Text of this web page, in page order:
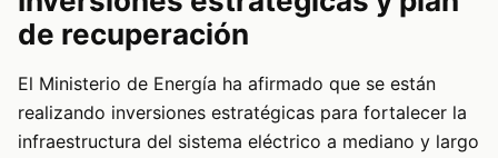
de recuperación
El Ministerio de Energía ha afirmado que se están
realizando inversiones estratégicas para fortalecer la
infraestructura del sistema eléctrico a mediano y largo